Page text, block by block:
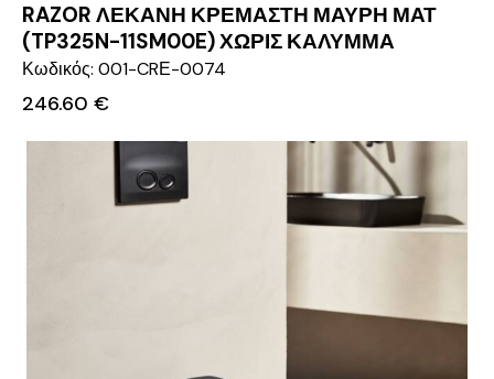
RAZOR ΛΕΚΑΝΗ ΚΡΕΜΑΣΤΗ ΜΑΥΡΗ ΜΑΤ
(TP325N-11SM00E) ΧΩΡΙΣ ΚΑΛΥΜΜΑ
Κωδικός: 001-CRΕ-0074
246.60 €